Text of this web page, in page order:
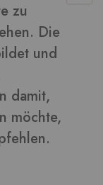
zu
Die
und
damit,
möchte,